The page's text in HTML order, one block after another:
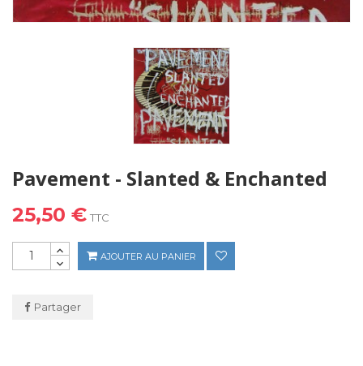
Pavement - Slanted & Enchanted
25,50 € TTC
AJOUTER AU PANIER
Partager